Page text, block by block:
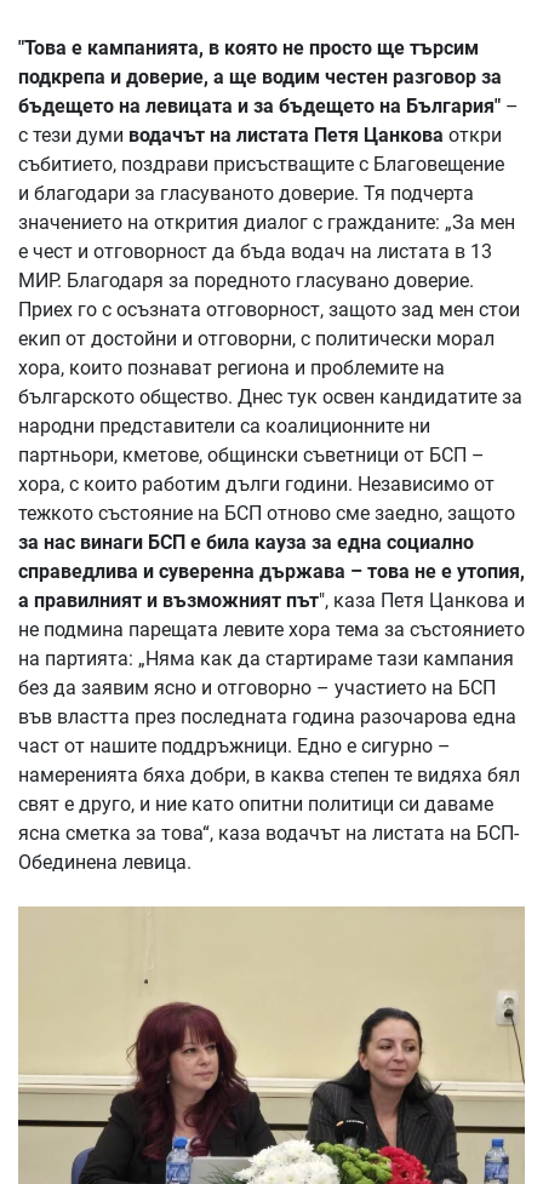
"Това е кампанията, в която не просто ще търсим
подкрепа и доверие, а ще водим честен разговор за
бъдещето на левицата и за бъдещето на България" –
с тези думи водачът на листата Петя Цанкова откри
събитието, поздрави присъстващите с Благовещение
и благодари за гласуваното доверие. Тя подчерта
значението на открития диалог с гражданите: „За мен
е чест и отговорност да бъда водач на листата в 13
МИР. Благодаря за поредното гласувано доверие.
Приех го с осъзната отговорност, защото зад мен стои
екип от достойни и отговорни, с политически морал
хора, които познават региона и проблемите на
българското общество. Днес тук освен кандидатите за
народни представители са коалиционните ни
партньори, кметове, общински съветници от БСП –
хора, с които работим дълги години. Независимо от
тежкото състояние на БСП отново сме заедно, защото
за нас винаги БСП е била кауза за една социално
справедлива и суверенна държава – това не е утопия,
а правилният и възможният път", каза Петя Цанкова и
не подмина парещата левите хора тема за състоянието
на партията: „Няма как да стартираме тази кампания
без да заявим ясно и отговорно – участието на БСП
във властта през последната година разочарова една
част от нашите поддръжници. Едно е сигурно –
намеренията бяха добри, в каква степен те видяха бял
свят е друго, и ние като опитни политици си даваме
ясна сметка за това“, каза водачът на листата на БСП-
Обединена левица.